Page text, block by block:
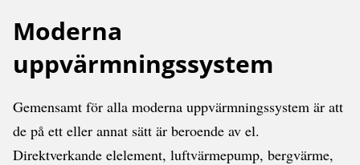
Moderna
uppvärmningssystem
Gemensamt för alla moderna uppvärmningssystem är att
de på ett eller annat sätt är beroende av el.
Direktverkande elelement, luftvärmepump, bergvärme,